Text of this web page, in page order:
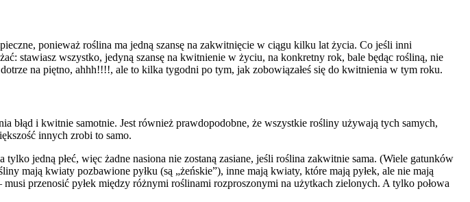
ponieważ roślina ma jedną szansę na zakwitnięcie w ciągu kilku lat życia. Co jeśli inni
stawiasz wszystko, jedyną szansę na kwitnienie w życiu, na konkretny rok, bale będąc rośliną, nie
na piętno, ahhh!!!!, ale to kilka tygodni po tym, jak zobowiązałeś się do kwitnienia w tym roku.
i kwitnie samotnie. Jest również prawdopodobne, że wszystkie rośliny używają tych samych,
innych zrobi to samo.
jedną płeć, więc żadne nasiona nie zostaną zasiane, jeśli roślina zakwitnie sama. (Wiele gatunków
mają kwiaty pozbawione pyłku (są „żeńskie”), inne mają kwiaty, które mają pyłek, ale nie mają
przenosić pyłek między różnymi roślinami rozproszonymi na użytkach zielonych. A tylko połowa